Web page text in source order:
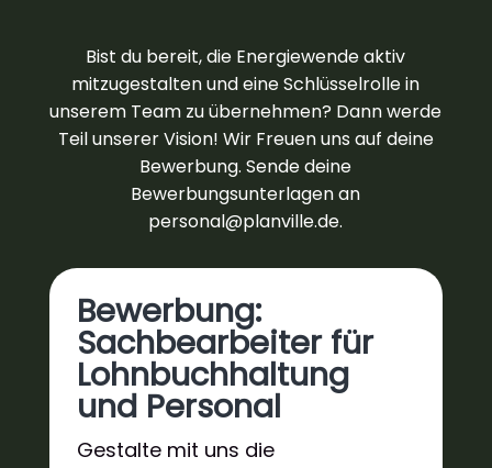
Bist du bereit, die Energiewende aktiv
mitzugestalten und eine Schlüsselrolle in
unserem Team zu übernehmen? Dann werde
Teil unserer Vision! Wir Freuen uns auf deine
Bewerbung. Sende deine
Bewerbungsunterlagen an
personal@planville.de.
Bewerbung:
Sachbearbeiter für
Lohnbuchhaltung
und Personal
Gestalte mit uns die